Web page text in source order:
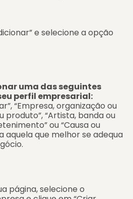
e selecione a opção
uma das seguintes
perfil empresarial:
“Empresa, organização ou
produto”, “Artista, banda ou
ou “Causa ou
aquela que melhor se adequa
página, selecione o